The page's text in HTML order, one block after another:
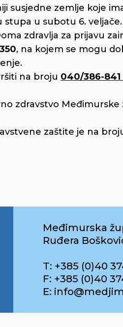
susjedne zemlje koje
stupa u subotu 6. veljače.
zdravlja za prijavu
, na kojem se mogu
na broju 040/386-841
zdravstvo
zaštite je na
Međimurska
Ruđera
T: +385 (0)40
F: +385 (0)40
E: